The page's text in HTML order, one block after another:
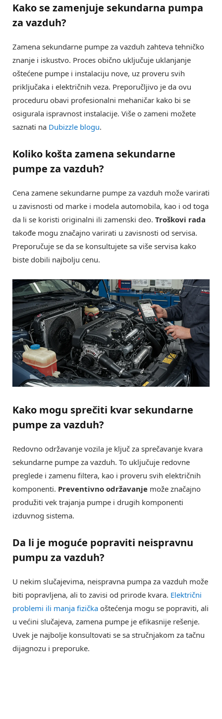
Kako se zamenjuje sekundarna pumpa
za vazduh?
Zamena sekundarne pumpe za vazduh zahteva tehničko
znanje i iskustvo. Proces obično uključuje uklanjanje
oštećene pumpe i instalaciju nove, uz proveru svih
priključaka i električnih veza. Preporučljivo je da ovu
proceduru obavi profesionalni mehaničar kako bi se
osigurala ispravnost instalacije. Više o zameni možete
saznati na Dubizzle blogu.
Koliko košta zamena sekundarne
pumpe za vazduh?
Cena zamene sekundarne pumpe za vazduh može varirati
u zavisnosti od marke i modela automobila, kao i od toga
da li se koristi originalni ili zamenski deo. Troškovi rada
takođe mogu značajno varirati u zavisnosti od servisa.
Preporučuje se da se konsultujete sa više servisa kako
biste dobili najbolju cenu.
Kako mogu sprečiti kvar sekundarne
pumpe za vazduh?
Redovno održavanje vozila je ključ za sprečavanje kvara
sekundarne pumpe za vazduh. To uključuje redovne
preglede i zamenu filtera, kao i proveru svih električnih
komponenti. Preventivno održavanje može značajno
produžiti vek trajanja pumpe i drugih komponenti
izduvnog sistema.
Da li je moguće popraviti neispravnu
pumpu za vazduh?
U nekim slučajevima, neispravna pumpa za vazduh može
biti popravljena, ali to zavisi od prirode kvara. Električni
problemi ili manja fizička oštećenja mogu se popraviti, ali
u većini slučajeva, zamena pumpe je efikasnije rešenje.
Uvek je najbolje konsultovati se sa stručnjakom za tačnu
dijagnozu i preporuke.